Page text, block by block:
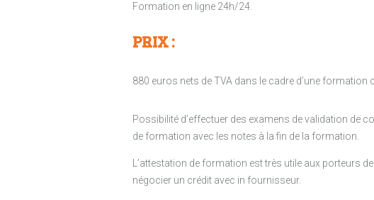
Formation en ligne 24h/24.
PRIX :
880 euros nets de TVA dans le cadre d’une formation
Possibilité d’effectuer des examens de validation de
de formation avec les notes à la fin de la formation.
L’attestation de formation est très utile aux porteurs
négocier un crédit avec in fournisseur.